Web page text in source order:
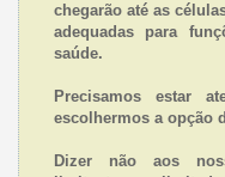
chegarão até as
adequadas para
saúde.
Precisamos estar
escolhermos a opção
Dizer não aos